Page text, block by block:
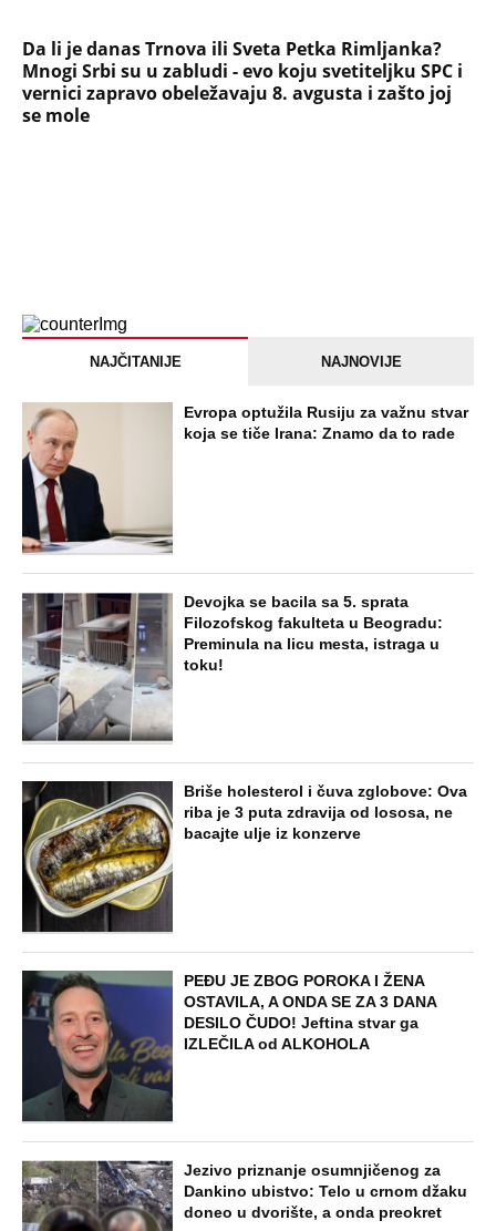
Da li je danas Trnova ili Sveta Petka Rimljanka?
Mnogi Srbi su u zabludi - evo koju svetiteljku SPC i
vernici zapravo obeležavaju 8. avgusta i zašto joj
se mole
NAJČITANIJE NAJNOVIJE
Evropa optužila Rusiju za važnu stvar
koja se tiče Irana: Znamo da to rade
Devojka se bacila sa 5. sprata
Filozofskog fakulteta u Beogradu:
Preminula na licu mesta, istraga u
toku!
Briše holesterol i čuva zglobove: Ova
riba je 3 puta zdravija od lososa, ne
bacajte ulje iz konzerve
PEĐU JE ZBOG POROKA I ŽENA
OSTAVILA, A ONDA SE ZA 3 DANA
DESILO ČUDO! Jeftina stvar ga
IZLEČILA od ALKOHOLA
Jezivo priznanje osumnjičenog za
Dankino ubistvo: Telo u crnom džaku
doneo u dvorište, a onda preokret